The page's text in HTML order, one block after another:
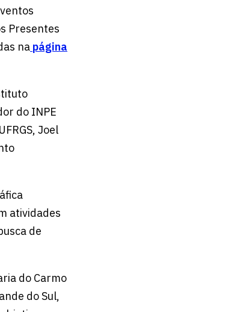
Presentes
na página
do INPE
Joel
atividades
de
do Carmo
do Sul,